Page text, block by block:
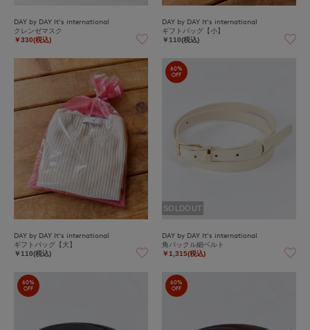
DAY by DAY It's international
クレンゼマスク
￥330(税込)
DAY by DAY It's international
ギフトバッグ【小】
￥110(税込)
DAY by DAY It's international
ギフトバッグ【大】
￥110(税込)
60%
OFF
SOLDOUT
DAY by DAY It's international
角バックル細ベルト
￥1,315(税込)
60%
OFF
60%
OFF